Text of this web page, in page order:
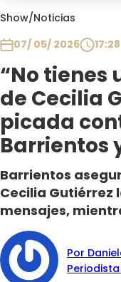
Show/Noticias
07/ 05/ 2026
17:28
“No tienes
de Cecilia
picada
Barrientos
Barrientos
Cecilia Gutiérrez
mensajes,
Por
Club De La
Plan Perfecto
El Tiempo
Sabingo
Todos Los